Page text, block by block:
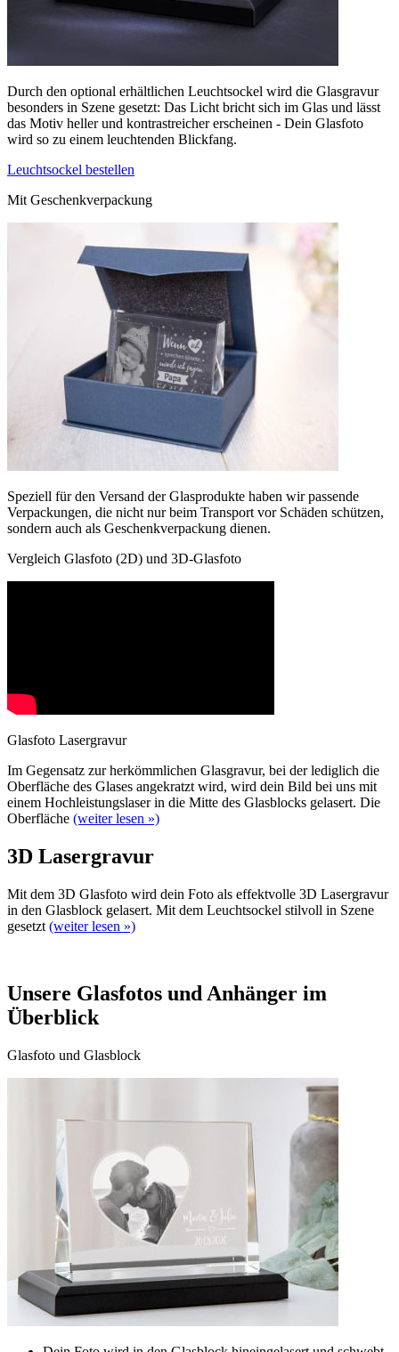
Durch den optional erhältlichen Leuchtsockel wird die Glasgravur
besonders in Szene gesetzt: Das Licht bricht sich im Glas und lässt
das Motiv heller und kontrastreicher erscheinen - Dein Glasfoto
wird so zu einem leuchtenden Blickfang.
Leuchtsockel bestellen
Mit Geschenkverpackung
Speziell für den Versand der Glasprodukte haben wir passende
Verpackungen, die nicht nur beim Transport vor Schäden schützen,
sondern auch als Geschenkverpackung dienen.
Vergleich Glasfoto (2D) und 3D-Glasfoto
Glasfoto Lasergravur
Im Gegensatz zur herkömmlichen Glasgravur, bei der lediglich die
Oberfläche des Glases angekratzt wird, wird dein Bild bei uns mit
einem Hochleistungslaser in die Mitte des Glasblocks gelasert. Die
Oberfläche (weiter lesen »)
3D Lasergravur
Mit dem 3D Glasfoto wird dein Foto als effektvolle 3D Lasergravur
in den Glasblock gelasert. Mit dem Leuchtsockel stilvoll in Szene
gesetzt (weiter lesen »)
Unsere Glasfotos und Anhänger im
Überblick
Glasfoto und Glasblock